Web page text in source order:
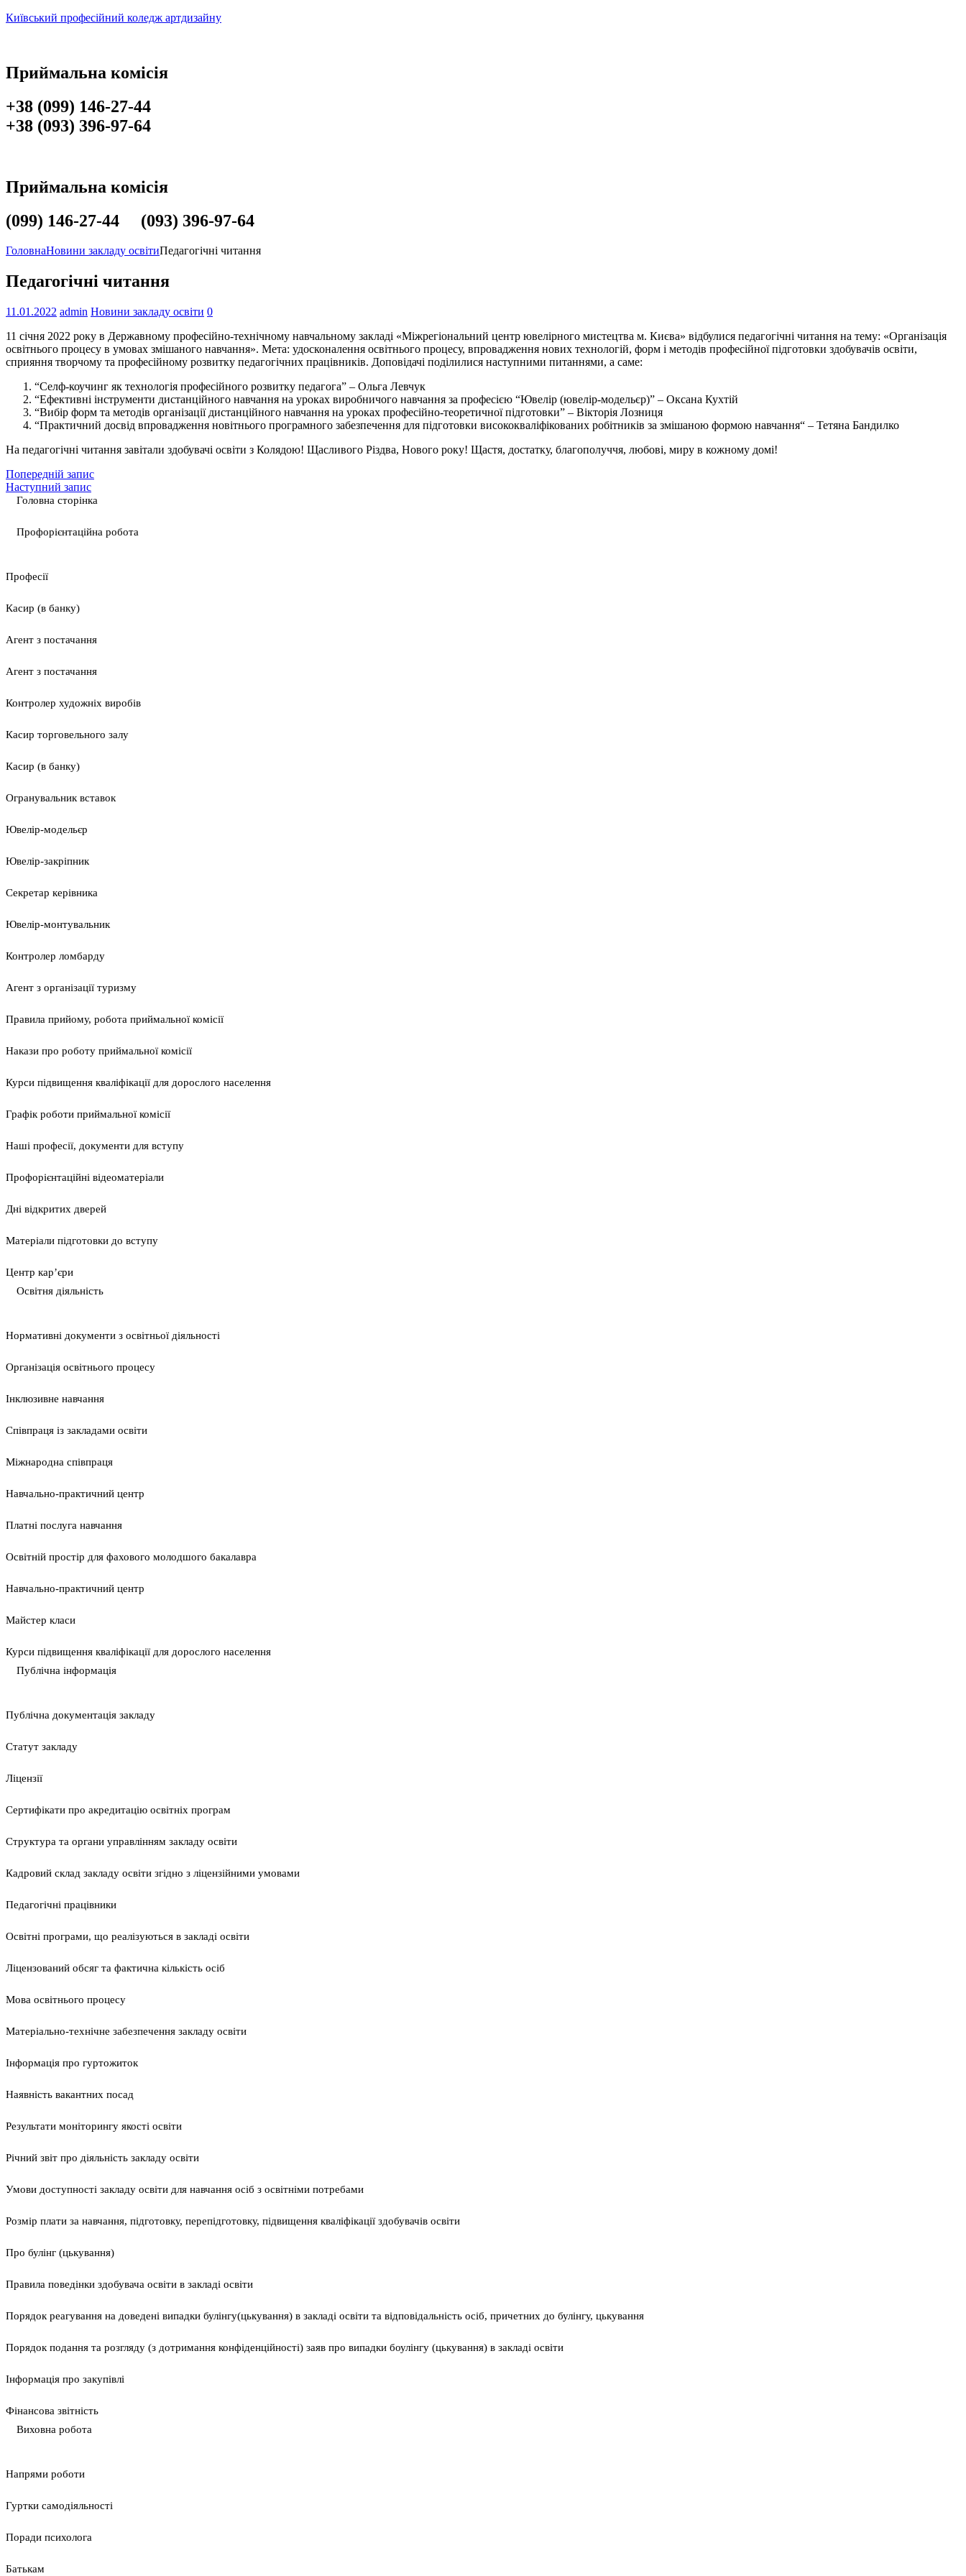
Київський професійний коледж артдизайну
Приймальна комісія
+38 (099) 146-27-44
+38 (093) 396-97-64
Приймальна комісія
(099) 146-27-44 (093) 396-97-64
ГоловнаНовини закладу освітиПедагогічні читання
Педагогічні читання
11.01.2022 admin Новини закладу освіти 0
11 січня 2022 року в Державному професійно-технічному навчальному закладі «Міжрегіональний центр ювелірного мистецтва м. Києва» відбулися педагогічні читання на тему: «Організація
освітнього процесу в умовах змішаного навчання». Мета: удосконалення освітнього процесу, впровадження нових технологій, форм і методів професійної підготовки здобувачів освіти,
сприяння творчому та професійному розвитку педагогічних працівників. Доповідачі поділилися наступними питаннями, а саме:
“Селф-коучинг як технологія професійного розвитку педагога” – Ольга Левчук
“Ефективні інструменти дистанційного навчання на уроках виробничого навчання за професією “Ювелір (ювелір-модельєр)” – Оксана Кухтій
“Вибір форм та методів організації дистанційного навчання на уроках професійно-теоретичної підготовки” – Вікторія Лозниця
“Практичний досвід впровадження новітнього програмного забезпечення для підготовки висококваліфікованих робітників за змішаною формою навчання“ – Тетяна Бандилко
На педагогічні читання завітали здобувачі освіти з Колядою! Щасливого Різдва, Нового року! Щастя, достатку, благополуччя, любові, миру в кожному домі!
Попередній запис
Наступний запис
Головна сторінка
Профорієнтаційна робота
Професії
Касир (в банку)
Агент з постачання
Агент з постачання
Контролер художніх виробів
Касир торговельного залу
Касир (в банку)
Огранувальник вставок
Ювелір-модельєр
Ювелір-закріпник
Секретар керівника
Ювелір-монтувальник
Контролер ломбарду
Агент з організації туризму
Правила прийому, робота приймальної комісії
Накази про роботу приймальної комісії
Курси підвищення кваліфікації для дорослого населення
Графік роботи приймальної комісії
Наші професії, документи для вступу
Профорієнтаційні відеоматеріали
Дні відкритих дверей
Матеріали підготовки до вступу
Центр кар’єри
Освітня діяльність
Нормативні документи з освітньої діяльності
Організація освітнього процесу
Інклюзивне навчання
Співпраця із закладами освіти
Міжнародна співпраця
Навчально-практичний центр
Платні послуга навчання
Освітній простір для фахового молодшого бакалавра
Навчально-практичний центр
Майстер класи
Курси підвищення кваліфікації для дорослого населення
Публічна інформація
Публічна документація закладу
Статут закладу
Ліцензії
Сертифікати про акредитацію освітніх програм
Структура та органи управлінням закладу освіти
Кадровий склад закладу освіти згідно з ліцензійними умовами
Педагогічні працівники
Освітні програми, що реалізуються в закладі освіти
Ліцензований обсяг та фактична кількість осіб
Мова освітнього процесу
Матеріально-технічне забезпечення закладу освіти
Інформація про гуртожиток
Наявність вакантних посад
Результати моніторингу якості освіти
Річний звіт про діяльність закладу освіти
Умови доступності закладу освіти для навчання осіб з освітніми потребами
Розмір плати за навчання, підготовку, перепідготовку, підвищення кваліфікації здобувачів освіти
Про булінг (цькування)
Правила поведінки здобувача освіти в закладі освіти
Порядок реагування на доведені випадки булінгу(цькування) в закладі освіти та відповідальність осіб, причетних до булінгу, цькування
Порядок подання та розгляду (з дотримання конфіденційності) заяв про випадки боулінгу (цькування) в закладі освіти
Інформація про закупівлі
Фінансова звітність
Виховна робота
Напрями роботи
Гуртки самодіяльності
Поради психолога
Батькам